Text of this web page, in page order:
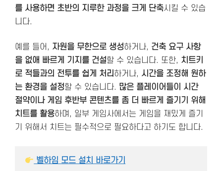
를 사용하면 초반의 지루한 과정을 크게 단축시킬 수 있습
니다.
예를 들어, 자원을 무한으로 생성하거나, 건축 요구 사항
을 없애 빠르게 기지를 건설할 수 있습니다. 또한, 치트키
로 적들과의 전투를 쉽게 처리하거나, 시간을 조정해 원하
는 환경을 설정할 수 있습니다. 많은 플레이어들이 시간
절약이나 게임 후반부 콘텐츠를 좀 더 빠르게 즐기기 위해
치트를 활용하며, 일부 게임사에서는 게임을 재밌게 즐기
기 위해서 치트는 필수적으로 필요하다고 하기도 합니다.
벨하임 모드 설치 바로가기